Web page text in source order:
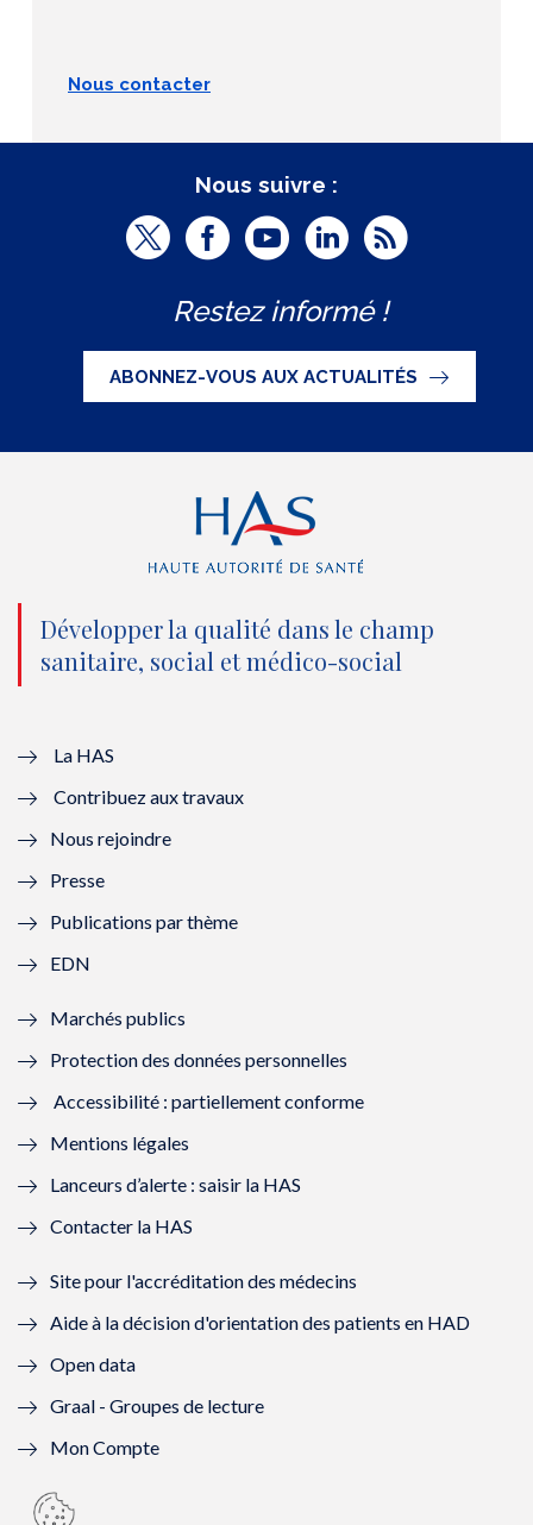
Nous contacter
Nous suivre :
T
i
t
t
e
n
o
u
l
l
f
n
ê
t
r
e
)
F
c
e
b
o
o
k
(
n
o
e
e
n
ê
r
)
Y
u
t
u
b
e
(
n
o
u
ê
t
e
L
n
k
e
d
(
n
o
ê
)
R
Restez informé !
ABONNEZ-VOUS AUX ACTUALITÉS
Développer la qualité dans le champ
sanitaire, social et médico-social
La HAS
Contribuez aux travaux
Nous rejoindre
Presse
Publications par thème
EDN
Marchés publics
Protection des données personnelles
Accessibilité : partiellement conforme
Mentions légales
Lanceurs d’alerte : saisir la HAS
Contacter la HAS
Site pour l'accréditation des médecins
Aide à la décision d'orientation des patients en HAD
Open data
Graal - Groupes de lecture
Mon Compte